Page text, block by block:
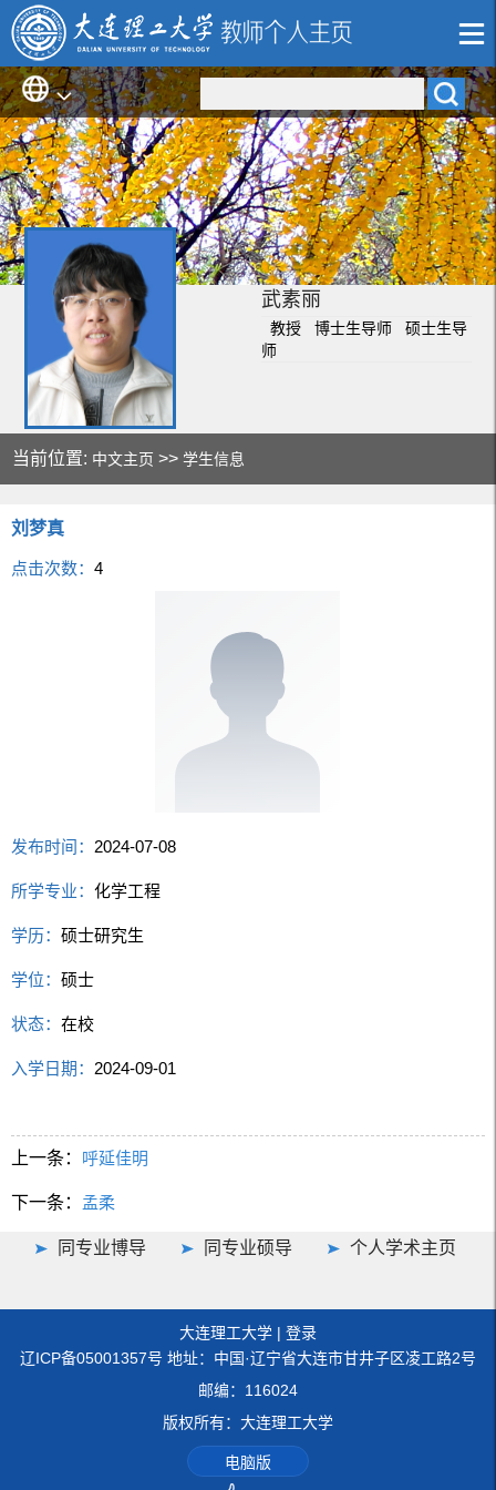
武素丽
教授 博士生导师 硕士生导
师
当前位置: 中文主页 >>学生信息
刘梦真
点击次数：4
发布时间： 2024-07-08
所学专业：化学工程
学历：硕士研究生
学位：硕士
状态：在校
入学日期： 2024-09-01
上一条： 呼延佳明
下一条： 孟柔
同专业博导 同专业硕导 个人学术主页
大连理工大学 | 登录
辽ICP备05001357号 地址：中国·辽宁省大连市甘井子区凌工路2号
邮编：116024
版权所有：大连理工大学
电脑版